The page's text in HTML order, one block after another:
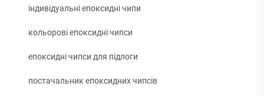
індивідуальні епоксидні чипи
кольорові епоксидні чипси
епоксидні чипси для підлоги
постачальник епоксидних чипсів